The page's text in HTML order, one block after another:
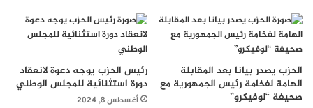
الحزب يصدر بيانا بعد المقابلة
الهامة لفخامة رئيس الجمهورية مع
صحيفة “لوفيكرو”
رئيس الحزب يوجه دعوة لانعقاد
دورة استثنائية للمجلس الوطني
أغسطس 8, 2024